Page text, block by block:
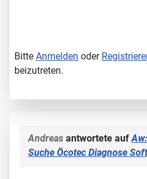
Bitte Anmelden oder
beizutreten.
Andreas antwortete aufAw:
Suche Öcotec Diagnose